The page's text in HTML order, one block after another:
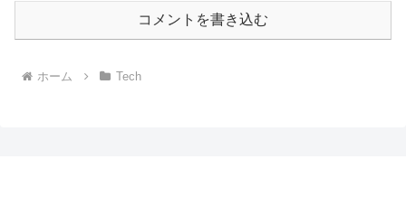
コメントを書き込む
ホーム Tech